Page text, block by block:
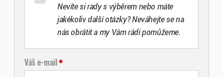
Nevíte si rady s výběrem nebo máte
jakékoliv další otázky? Neváhejte se na
nás obrátit a my Vám rádi pomůžeme.
Váš e-mail